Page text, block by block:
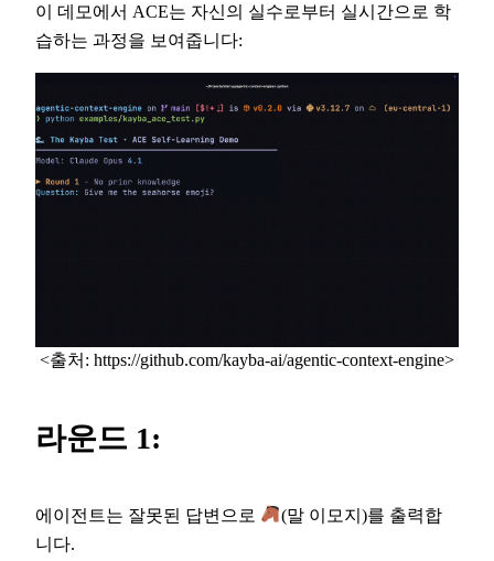
이 데모에서 ACE는 자신의 실수로부터 실시간으로 학
습하는 과정을 보여줍니다:
<출처: https://github.com/kayba-ai/agentic-context-engine>
라운드 1:
에이전트는 잘못된 답변으로
(말 이모지)를 출력합
니다.